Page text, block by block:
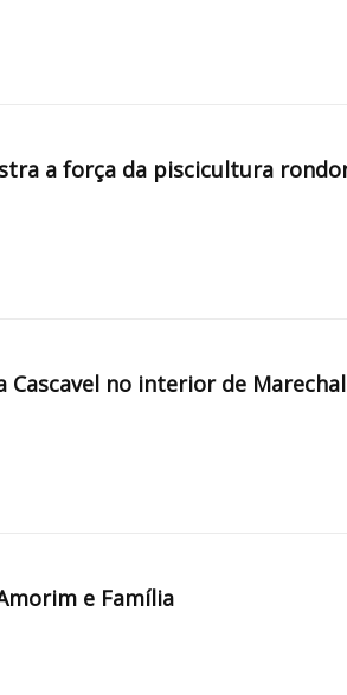
a força da piscicultura
no interior de Marechal
e Família